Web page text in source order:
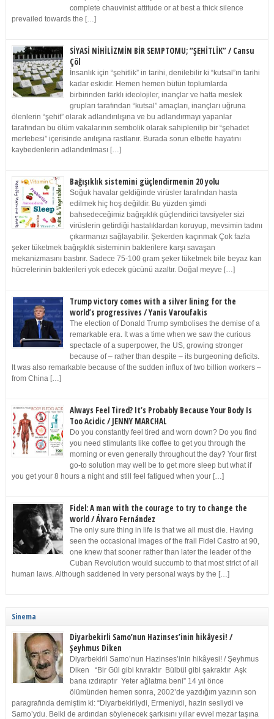
complete chauvinist attitude or at best a thick silence
prevailed towards the […]
SİYASİ NİHİLİZMİN BİR SEMPTOMU; “ŞEHİTLİK” / Cansu
Çöl
İnsanlık için “şehitlik” in tarihi, denilebilir ki “kutsal”ın tarihi
kadar eskidir. Hemen hemen bütün toplumlarda
birbirinden farklı ideolojiler, inançlar ve hatta meslek
grupları tarafından “kutsal” amaçları, inançları uğruna
ölenlerin “şehit” olarak adlandırılışına ve bu adlandırmayı yapanlar
tarafından bu ölüm vakalarının sembolik olarak sahiplenilip bir “şehadet
mertebesi” içerisinde anılışına rastlanır. Burada sorun elbette hayatını
kaybedenlerin adlandırılması […]
Bağışıklık sistemini güçlendirmenin 20 yolu
Soğuk havalar geldiğinde virüsler tarafından hasta
edilmek hiç hoş değildir. Bu yüzden şimdi
bahsedeceğimiz bağışıklık güçlendirici tavsiyeler sizi
virüslerin getirdiği hastalıklardan koruyup, mevsimin tadını
çıkarmanızı sağlayabilir. Şekerden kaçınmak Çok fazla
şeker tüketmek bağışıklık sisteminin bakterilere karşı savaşan
mekanizmasını bastırır. Sadece 75-100 gram şeker tüketmek bile beyaz kan
hücrelerinin bakterileri yok edecek gücünü azaltır. Doğal meyve […]
Trump victory comes with a silver lining for the
world’s progressives / Yanis Varoufakis
The election of Donald Trump symbolises the demise of a
remarkable era. It was a time when we saw the curious
spectacle of a superpower, the US, growing stronger
because of – rather than despite – its burgeoning deficits.
It was also remarkable because of the sudden influx of two billion workers –
from China […]
Always Feel Tired? It’s Probably Because Your Body Is
Too Acidic / JENNY MARCHAL
Do you constantly feel tired and worn down? Do you find
you need stimulants like coffee to get you through the
morning or even generally throughout the day? Your first
go-to solution may well be to get more sleep but what if
you get your 8 hours a night and still feel fatigued when your […]
Fidel: A man with the courage to try to change the
world / Álvaro Fernández
The only sure thing in life is that we all must die. Having
seen the occasional images of the frail Fidel Castro at 90,
one knew that sooner rather than later the leader of the
Cuban Revolution would succumb to that most strict of all
human laws. Although saddened in very personal ways by the […]
Sinema
Diyarbekirli Samo’nun Hazinses’inin hikâyesi! /
Şeyhmus Diken
Diyarbekirli Samo’nun Hazinses’inin hikâyesi! / Şeyhmus
Diken “Bir Gül gibi kıvraktır Bülbül gibi şakraktır Aşk
bana ızdıraptır Yeter ağlatma beni” 14 yıl önce
ölümünden hemen sonra, 2002’de yazdığım yazının son
paragrafında demiştim ki: “Diyarbekirliydi, Ermeniydi, hazin sesliydi ve
Samo’ydu. Belki de ardından söylenecek şarkısını yıllar evvel mezar taşına